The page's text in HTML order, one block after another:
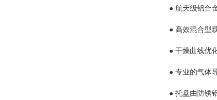
● 航天级铝合金
● 高效混合型载
● 干燥曲线优化
● 专业的气体导
● 托盘由防锈铝